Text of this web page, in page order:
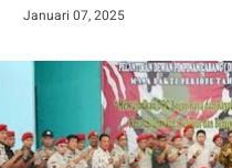
Januari 07, 2025